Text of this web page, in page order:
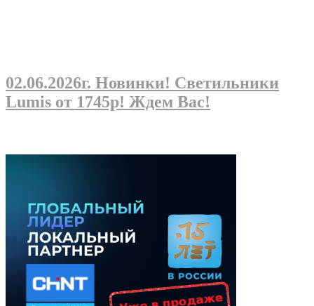
02.06.2026г. Новинки! Светильники
Lumis от 1745р! Ждем Вас!